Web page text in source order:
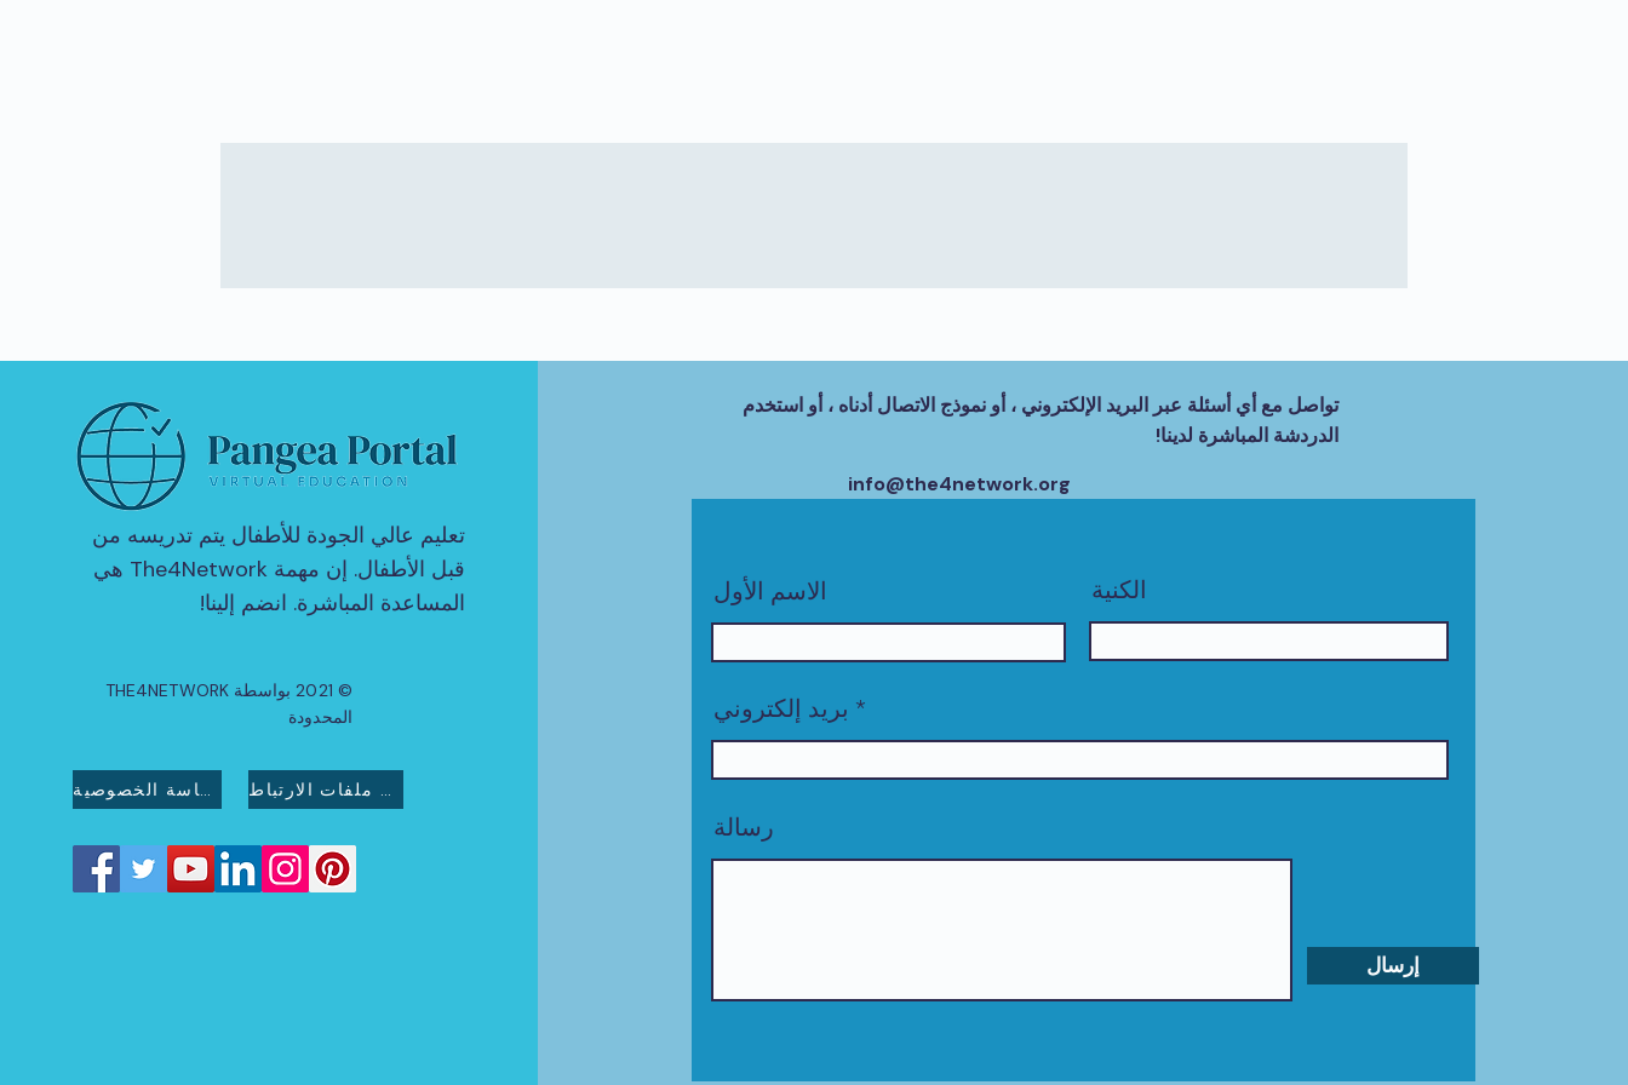
تعليم عالي الجودة للأطفال يتم تدريسه من
قبل الأطفال. إن مهمة The4Network هي
المساعدة المباشرة. انضم إلينا!
© 2021 بواسطة THE4NETWORK
المحدودة
سياسة الخصوصية سياسة ملفات الارتباط
تواصل مع أي أسئلة عبر البريد الإلكتروني ، أو نموذج الاتصال أدناه ، أو استخدم
الدردشة المباشرة لدينا!
info@the4network.org
الاسم الأول الكنية
بريد إلكتروني
رسالة
إرسال